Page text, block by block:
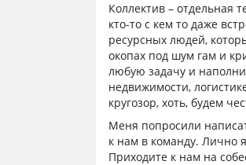
Коллектив – отдельная
кто-то с кем то даже
ресурсных людей,
окопах под шум гам и
любую задачу и
недвижимости,
кругозор, хоть, будем
Меня попросили
к нам в команду. Лично
Приходите к нам на